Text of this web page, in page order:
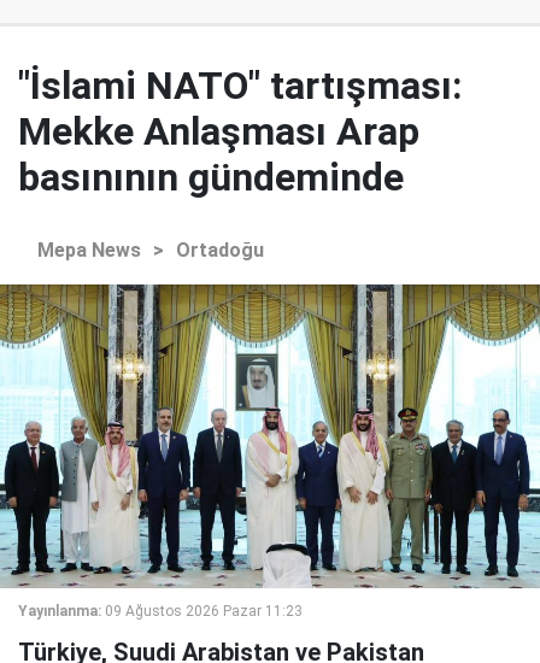
"İslami NATO" tartışması:
Mekke Anlaşması Arap
basınının gündeminde
Mepa News > Ortadoğu
Yayınlanma: 09 Ağustos 2026 Pazar 11:23
Türkiye, Suudi Arabistan ve Pakistan